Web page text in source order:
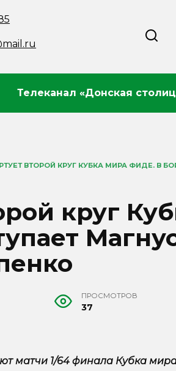
Телеканал «Донская
ВТОРОЙ КРУГ КУБКА МИРА ФИДЕ. В
круг
ПРОСМОТРОВ
37
матчи 1/64 финала Кубка